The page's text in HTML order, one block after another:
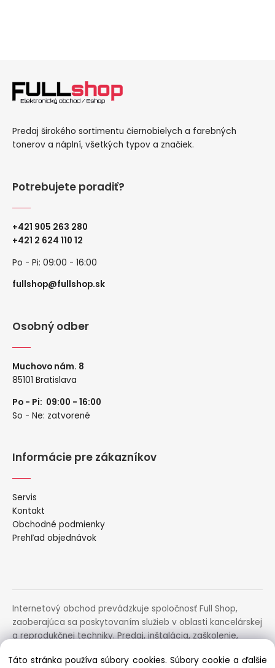
Predaj širokého sortimentu čiernobielych a farebných
tonerov a náplní, všetkých typov a značiek.
Potrebujete poradiť?
+421 905 263 280
+421 2 624 110 12
Po - Pi: 09:00 - 16:00
fullshop@fullshop.sk
Osobný odber
Muchovo nám. 8
85101 Bratislava
Po - Pi: 09:00 - 16:00
So - Ne: zatvorené
Informácie pre zákazníkov
Servis
Kontakt
Obchodné podmienky
Prehľad objednávok
Internetový obchod prevádzkuje spoločnosť Full Shop,
zaoberajúca sa poskytovaním služieb v oblasti kancelárskej
a reprodukčnej techniky. Predaj, inštalácia, zaškolenie,
zariadení.
Táto stránka používa súbory cookies. Súbory cookie a ďalšie